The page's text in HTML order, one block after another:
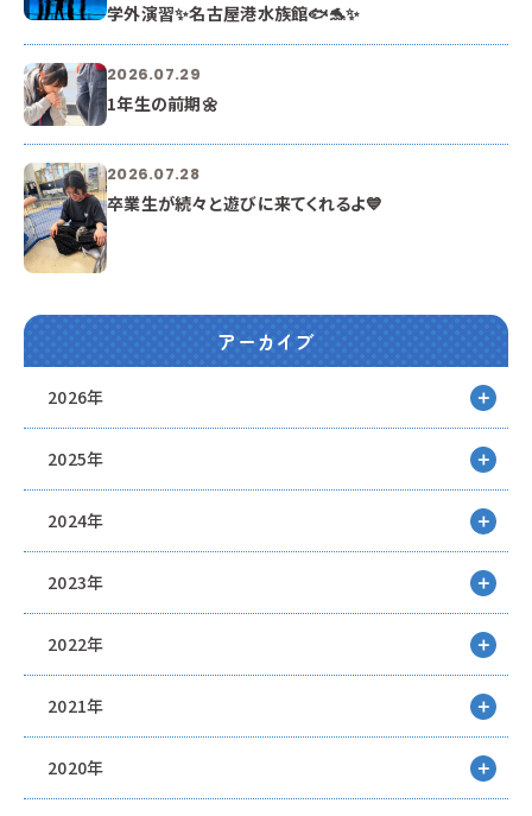
学外演習✨名古屋港水族館🐟🐬✨
2026.07.29
1年生の前期🌼
2026.07.28
卒業生が続々と遊びに来てくれるよ💙
アーカイブ
2026年
2025年
2024年
2023年
2022年
2021年
2020年